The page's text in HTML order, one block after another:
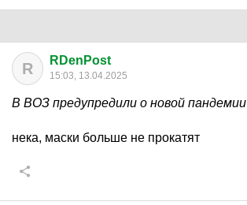
R RDenPost
15:03, 13.04.2025
В ВОЗ предупредили о новой пандемии
нека, маски больше не прокатят